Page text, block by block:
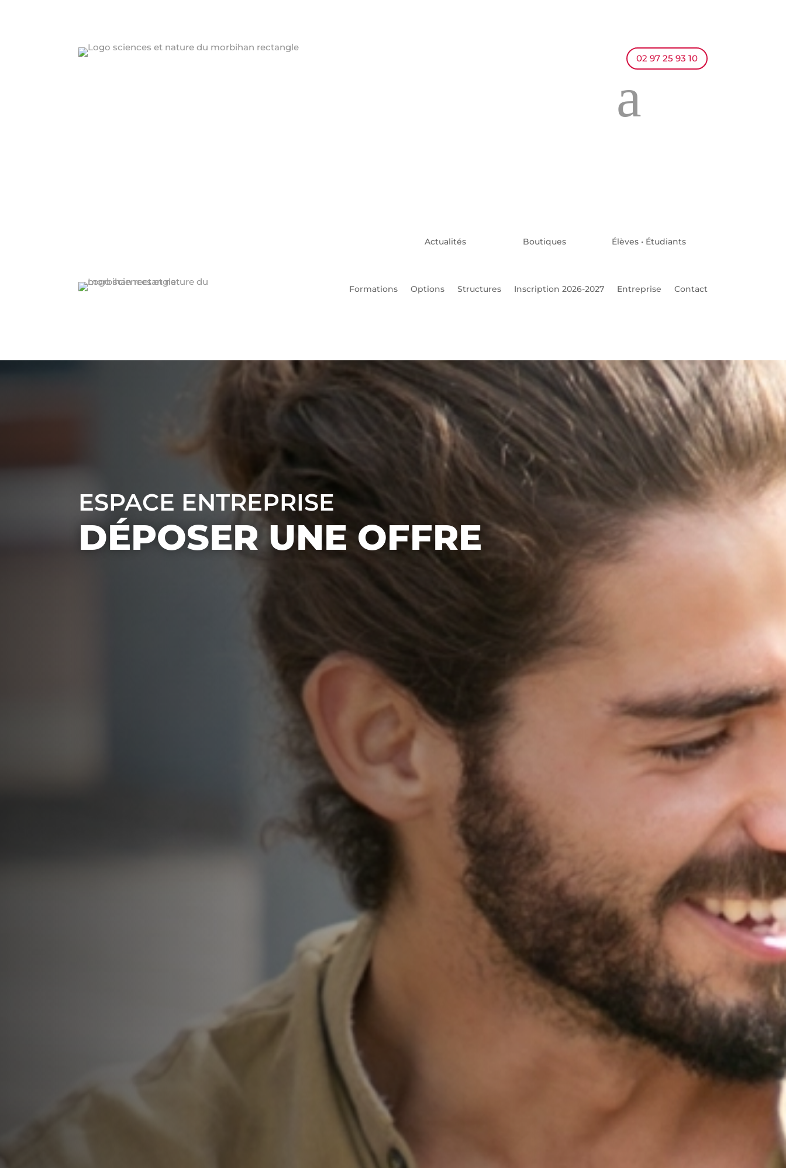
02 97 25 93 10
a
Actualités Boutiques Élèves • Étudiants
Formations Options Structures Inscription 2026-2027 Entreprise Contact
ESPACE ENTREPRISE
DÉPOSER UNE OFFRE